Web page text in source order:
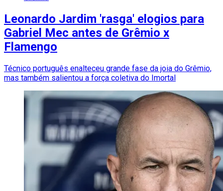
Leonardo Jardim 'rasga' elogios para
Gabriel Mec antes de Grêmio x
Flamengo
Técnico português enalteceu grande fase da joia do Grêmio,
mas também salientou a força coletiva do Imortal